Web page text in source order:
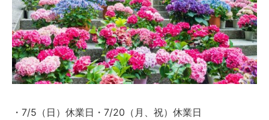
・7/5（日）休業日・7/20（月、祝）休業日